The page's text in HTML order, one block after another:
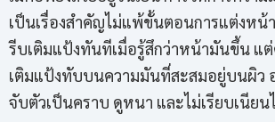
เป็นเรื่องสำคัญไม่แพ้ขั้นตอนการแต่งหน้
รีบเติมแป้งทันทีเมื่อรู้สึกว่าหน้ามันขึ้น แต่
เติมแป้งทับบนความมันที่สะสมอยู่บนผิว
จับตัวเป็นคราบ ดูหนา และไม่เรียบเนียน